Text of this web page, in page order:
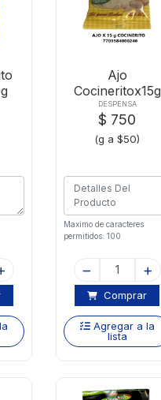
Ajo
Cocineritox15g
DESPENSA
$ 750
(g a $50)
Maximo de caracteres
permitidos: 100
Comprar
Agregar a la
lista